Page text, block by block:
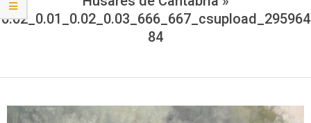
0.02_0.01_0.02_0.03_666_667_csupload_295964
84